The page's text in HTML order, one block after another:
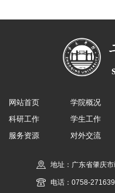
网站首页 学院概况
科研工作
学生工作
服务资源
对外交流
地址：广东省肇庆
电话：0758-